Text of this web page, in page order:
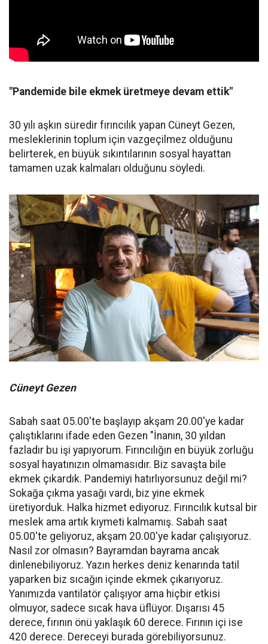
"Pandemide bile ekmek üretmeye devam ettik"
30 yılı aşkın süredir fırıncılık yapan Cüneyt Gezen,
mesleklerinin toplum için vazgeçilmez olduğunu
belirterek, en büyük sıkıntılarının sosyal hayattan
tamamen uzak kalmaları olduğunu söyledi.
Cüneyt Gezen
Sabah saat 05.00'te başlayıp akşam 20.00'ye kadar
çalıştıklarını ifade eden Gezen "İnanın, 30 yıldan
fazladır bu işi yapıyorum. Fırıncılığın en büyük zorluğu
sosyal hayatınızın olmamasıdır. Biz savaşta bile
ekmek çıkardık. Pandemiyi hatırlıyorsunuz değil mi?
Sokağa çıkma yasağı vardı, biz yine ekmek
üretiyorduk. Halka hizmet ediyoruz. Fırıncılık kutsal bir
meslek ama artık kıymeti kalmamış. Sabah saat
05.00'te geliyoruz, akşam 20.00'ye kadar çalışıyoruz.
Nasıl zor olmasın? Bayramdan bayrama ancak
dinlenebiliyoruz. Yazın herkes deniz kenarında tatil
yaparken biz sıcağın içinde ekmek çıkarıyoruz.
Yanımızda vantilatör çalışıyor ama hiçbir etkisi
olmuyor, sadece sıcak hava üflüyor. Dışarısı 45
derece, fırının önü yaklaşık 60 derece. Fırının içi ise
420 derece. Dereceyi burada görebiliyorsunuz.